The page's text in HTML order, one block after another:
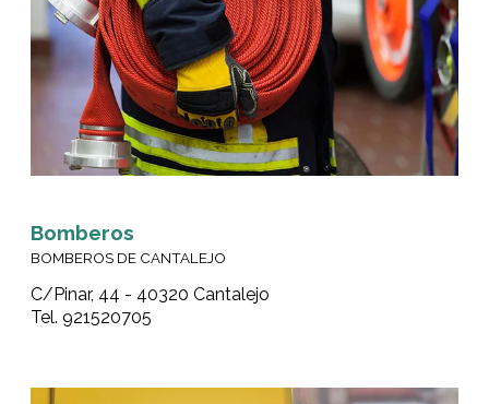
Bomberos
BOMBEROS DE CANTALEJO
C/Pinar, 44 - 40320 Cantalejo
Tel. 921520705